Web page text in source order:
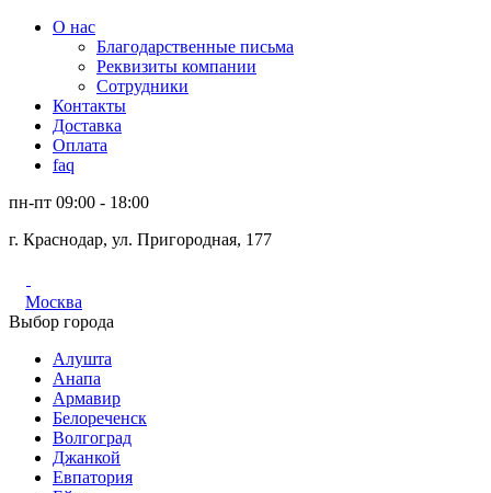
О нас
Благодарственные письма
Реквизиты компании
Сотрудники
Контакты
Доставка
Оплата
faq
пн-пт 09:00 - 18:00
г. Краснодар, ул. Пригородная, 177
Москва
Выбор города
Алушта
Анапа
Армавир
Белореченск
Волгоград
Джанкой
Евпатория